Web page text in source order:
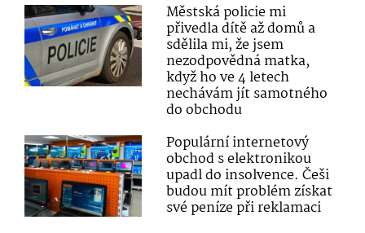
Městská policie mi
přivedla dítě až domů a
sdělila mi, že jsem
nezodpovědná matka,
když ho ve 4 letech
nechávám jít samotného
do obchodu
Populární internetový
obchod s elektronikou
upadl do insolvence. Češi
budou mít problém získat
své peníze při reklamaci